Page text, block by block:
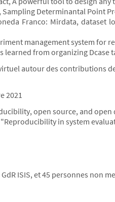
Sampling Determinantal Point
Franco: Mirdata,
management system for
learned from organizing
autour des contributions
2021
open source, and
in system
ISIS, et 45 personnes non